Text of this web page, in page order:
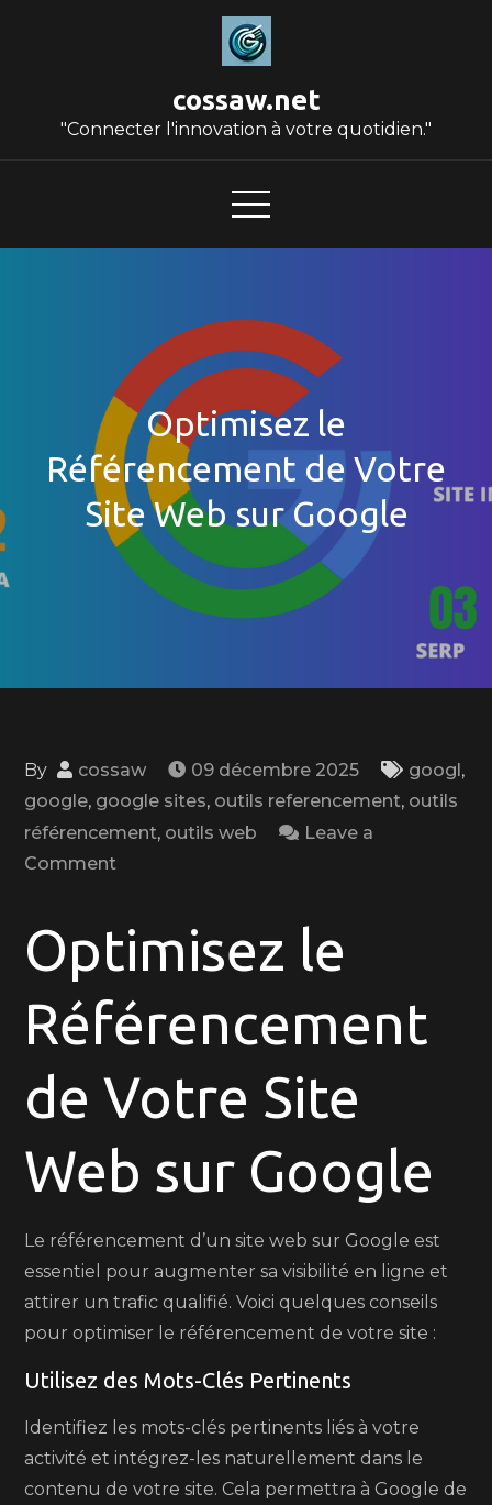
cossaw.net
"Connecter l'innovation à votre quotidien."
Optimisez le
Référencement de Votre
Site Web sur Google
By cossaw 09 décembre 2025 googl,
google, google sites, outils referencement, outils
référencement, outils web
Leave a
Commenton
le
Référencement
Votre
Site
Web
sur
Optimisez le
Référencement
de Votre Site
Web sur Google
Le référencement d’un site web sur Google est
essentiel pour augmenter sa visibilité en ligne et
attirer un trafic qualifié. Voici quelques conseils
pour optimiser le référencement de votre site :
Utilisez des Mots-Clés Pertinents
Identifiez les mots-clés pertinents liés à votre
activité et intégrez-les naturellement dans le
contenu de votre site. Cela permettra à Google de